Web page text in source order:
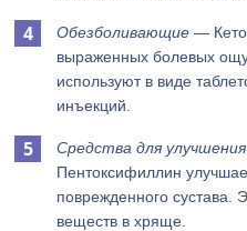
Обезболивающие —
выраженных болевых
используют в виде
инъекций.
Средства для улучшения
Пентоксифиллин
поврежденного сустава.
веществ в хряще.